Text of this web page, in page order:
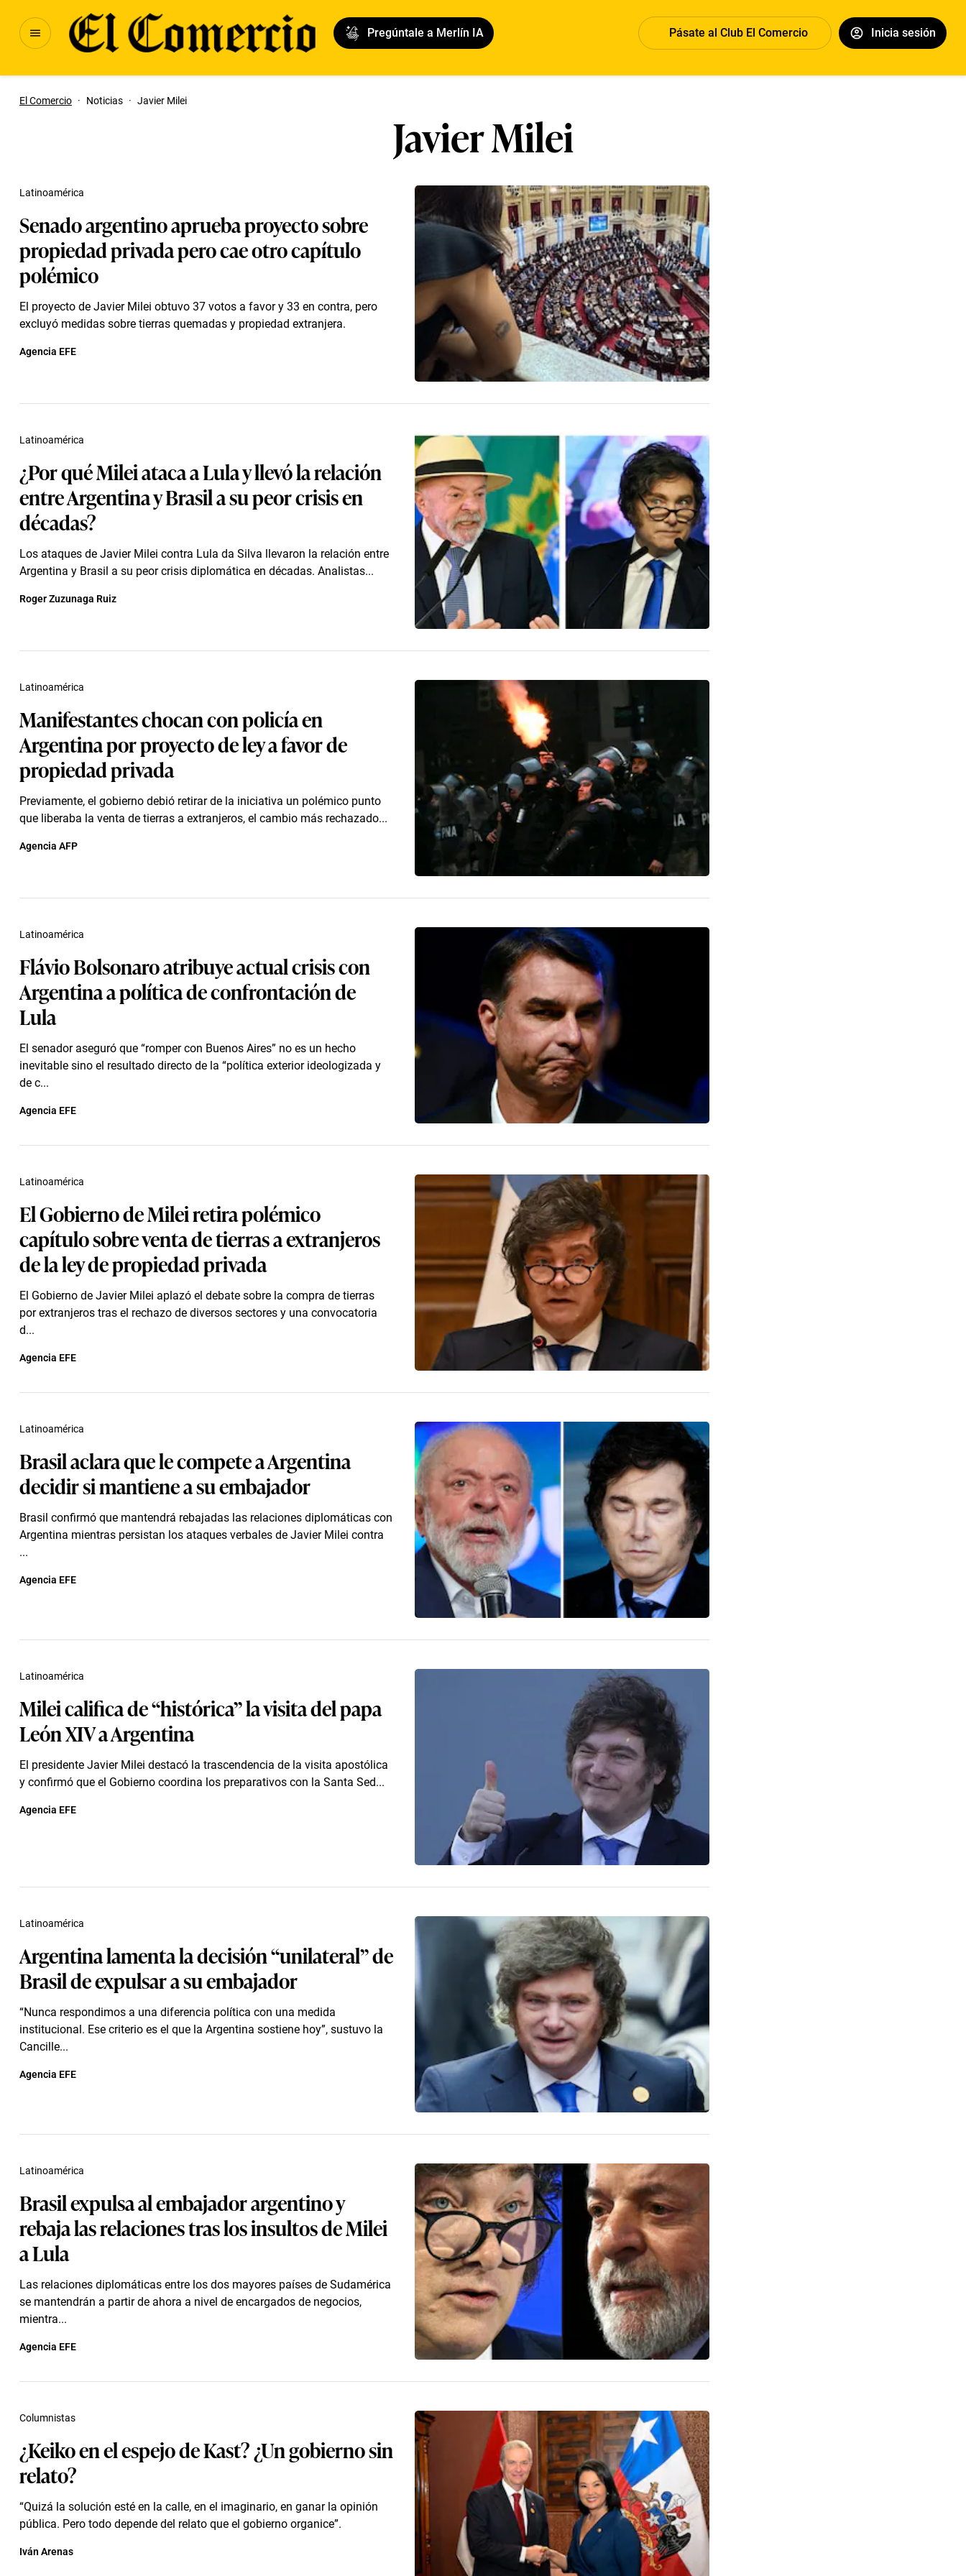
Pregúntale a Merlín IA Pásate al Club El Comercio Inicia sesión
El Comercio · Noticias · Javier Milei
Javier Milei
Senado argentino aprueba proyecto sobre
propiedad privada pero cae otro capítulo
polémico
El proyecto de Javier Milei obtuvo 37 votos a favor y 33 en contra, pero
excluyó medidas sobre tierras quemadas y propiedad extranjera.
Latinoamérica
Agencia EFE
¿Por qué Milei ataca a Lula y llevó la relación
entre Argentina y Brasil a su peor crisis en
décadas?
Los ataques de Javier Milei contra Lula da Silva llevaron la relación entre
Argentina y Brasil a su peor crisis diplomática en décadas. Analistas...
Latinoamérica
Roger Zuzunaga Ruiz
Manifestantes chocan con policía en
Argentina por proyecto de ley a favor de
propiedad privada
Previamente, el gobierno debió retirar de la iniciativa un polémico punto
que liberaba la venta de tierras a extranjeros, el cambio más rechazado...
Latinoamérica
Agencia AFP
Flávio Bolsonaro atribuye actual crisis con
Argentina a política de confrontación de
Lula
El senador aseguró que “romper con Buenos Aires” no es un hecho
inevitable sino el resultado directo de la “política exterior ideologizada y
de c...
Latinoamérica
Agencia EFE
El Gobierno de Milei retira polémico
capítulo sobre venta de tierras a extranjeros
de la ley de propiedad privada
El Gobierno de Javier Milei aplazó el debate sobre la compra de tierras
por extranjeros tras el rechazo de diversos sectores y una convocatoria
d...
Latinoamérica
Agencia EFE
Brasil aclara que le compete a Argentina
decidir si mantiene a su embajador
Brasil confirmó que mantendrá rebajadas las relaciones diplomáticas con
Argentina mientras persistan los ataques verbales de Javier Milei contra
...
Latinoamérica
Agencia EFE
Milei califica de “histórica” la visita del papa
León XIV a Argentina
El presidente Javier Milei destacó la trascendencia de la visita apostólica
y confirmó que el Gobierno coordina los preparativos con la Santa Sed...
Latinoamérica
Agencia EFE
Argentina lamenta la decisión “unilateral” de
Brasil de expulsar a su embajador
“Nunca respondimos a una diferencia política con una medida
institucional. Ese criterio es el que la Argentina sostiene hoy”, sustuvo la
Cancille...
Latinoamérica
Agencia EFE
Brasil expulsa al embajador argentino y
rebaja las relaciones tras los insultos de Milei
a Lula
Las relaciones diplomáticas entre los dos mayores países de Sudamérica
se mantendrán a partir de ahora a nivel de encargados de negocios,
mientra...
Latinoamérica
Agencia EFE
¿Keiko en el espejo de Kast? ¿Un gobierno sin
relato?
“Quizá la solución esté en la calle, en el imaginario, en ganar la opinión
pública. Pero todo depende del relato que el gobierno organice”.
Columnistas
Iván Arenas